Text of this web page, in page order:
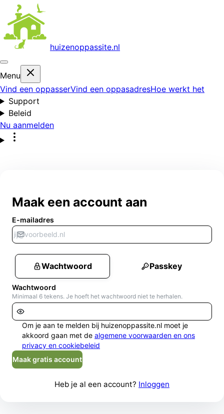
huizenoppassite.nl
Menu
Vind een oppasserVind een oppasadresHoe werkt het
Support
Beleid
Nu aanmelden
Maak een account aan
E-mailadres
Wachtwoord Passkey
Wachtwoord
Minimaal 6 tekens. Je hoeft het wachtwoord niet te herhalen.
Om je aan te melden bij huizenoppassite.nl moet je
akkoord gaan met de algemene voorwaarden en ons
privacy en cookiebeleid
Maak gratis account
Heb je al een account? Inloggen